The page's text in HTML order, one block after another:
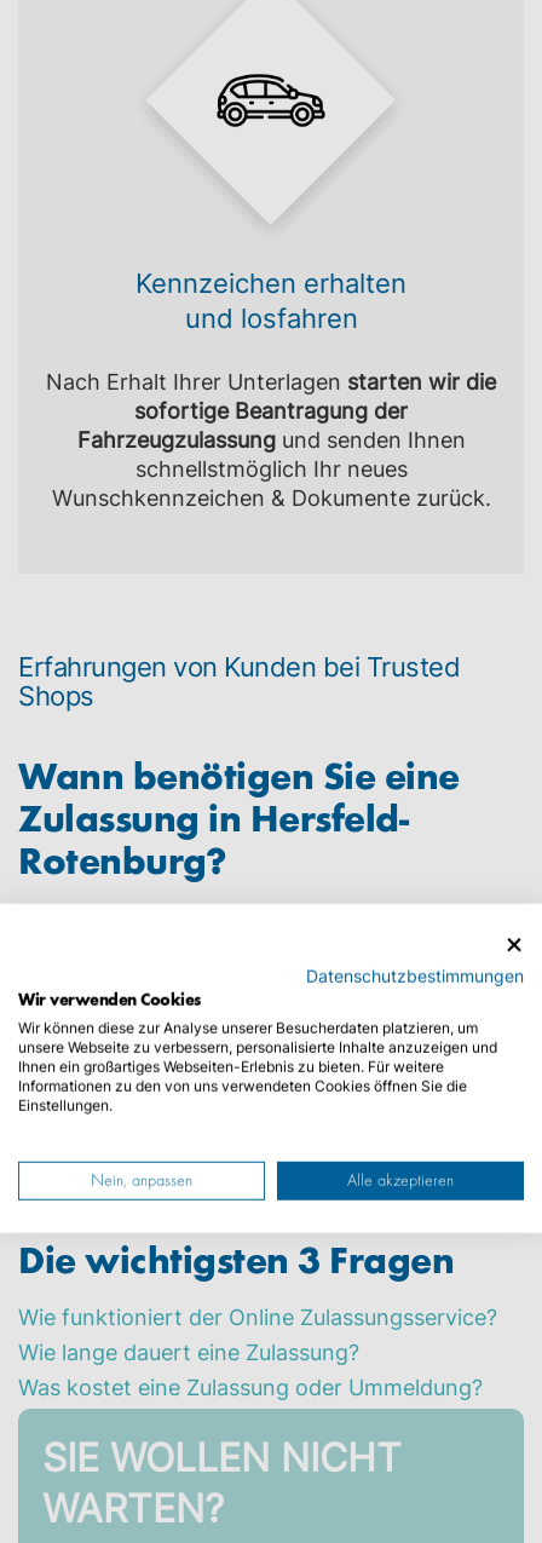
Kennzeichen erhalten
und losfahren
Nach Erhalt Ihrer Unterlagen starten wir die
sofortige Beantragung der
Fahrzeugzulassungund senden Ihnen
schnellstmöglich Ihr neues
Wunschkennzeichen & Dokumente zurück.
Erfahrungen von Kunden bei Trusted
Shops
Wann benötigen Sie eine
Zulassung in Hersfeld-
Rotenburg?
jeder Anhänger für den Gebrauch im öffentlichen
Straßenverkehr zugelassen sein. Diese Zulassung
wird auch Anmeldung genannt und wird in der
zuständigen Zulassungsbehörde durchgeführt.
Dabei wird dem Fahrzeug ein amtliches
Kennzeichen mit einzigartiger
Kennzeichenkombination zugeteilt.
Umzug müssen Sie Ihr
Fahrzeug ummelden
Die wichtigsten 3 Fragen
Wie funktioniert der Online Zulassungsservice?
Wie lange dauert eine Zulassung?
Was kostet eine Zulassung oder Ummeldung?
SIE WOLLEN NICHT
WARTEN?
Datenschutzbestimmungen
Wir verwenden Cookies
Wir können diese zur Analyse unserer Besucherdaten platzieren, um
unsere Webseite zu verbessern, personalisierte Inhalte anzuzeigen und
Ihnen ein großartiges Webseiten-Erlebnis zu bieten. Für weitere
Informationen zu den von uns verwendeten Cookies öffnen Sie die
Einstellungen.
Nein, anpassen Alle akzeptieren